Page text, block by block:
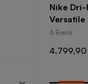
Nike
Versatile
6 Renk
4.799,90